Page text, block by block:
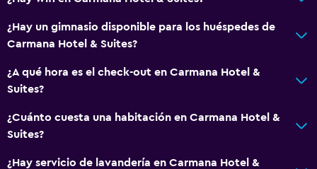
¿Hay un gimnasio disponible para los huéspedes de
Carmana Hotel & Suites?
¿A qué hora es el check-out en Carmana Hotel &
Suites?
¿Cuánto cuesta una habitación en Carmana Hotel &
Suites?
¿Hay servicio de lavandería en Carmana Hotel &